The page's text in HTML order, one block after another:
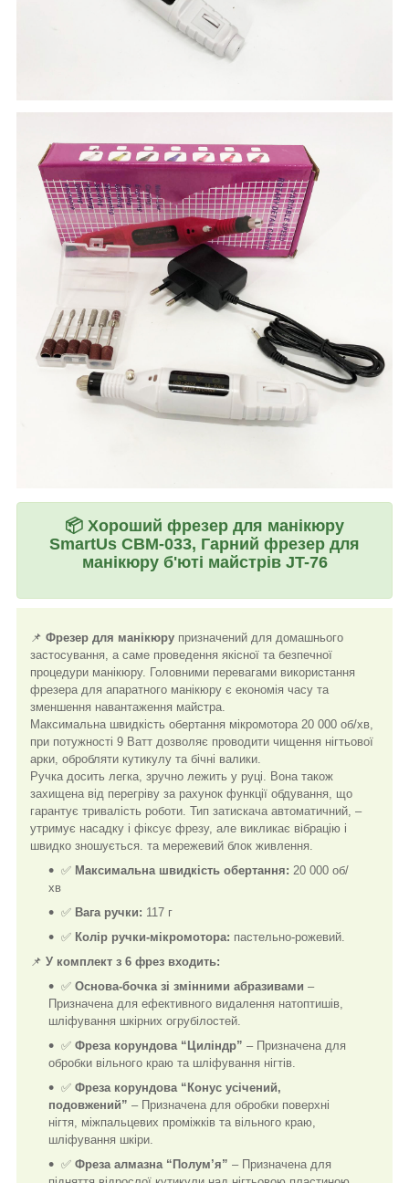
📦 Хороший фрезер для манікюру
SmartUs CBM-033, Гарний фрезер для
манікюру б'юті майстрів JT-76
📌 Фрезер для манікюру призначений для домашнього
застосування, а саме проведення якісної та безпечної
процедури манікюру. Головними перевагами використання
фрезера для апаратного манікюру є економія часу та
зменшення навантаження майстра.
Максимальна швидкість обертання мікромотора 20 000 об/хв,
при потужності 9 Ватт дозволяє проводити чищення нігтьової
арки, обробляти кутикулу та бічні валики.
Ручка досить легка, зручно лежить у руці. Вона також
захищена від перегріву за рахунок функції обдування, що
гарантує тривалість роботи. Тип затискача автоматичний, –
утримує насадку і фіксує фрезу, але викликає вібрацію і
швидко зношується. та мережевий блок живлення.
✅ Максимальна швидкість обертання: 20 000 об/
хв
✅ Вага ручки: 117 г
✅ Колір ручки-мікромотора: пастельно-рожевий.
📌 У комплект з 6 фрез входить:
✅ Основа-бочка зі змінними абразивами –
Призначена для ефективного видалення натоптишів,
шліфування шкірних огрубілостей.
✅ Фреза корундова “Циліндр” – Призначена для
обробки вільного краю та шліфування нігтів.
✅ Фреза корундова “Конус усічений,
подовжений” – Призначена для обробки поверхні
нігтя, міжпальцевих проміжків та вільного краю,
шліфування шкіри.
✅ Фреза алмазна “Полум’я” – Призначена для